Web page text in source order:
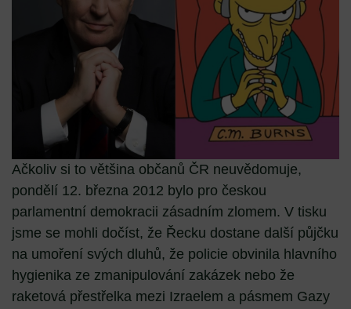
Ačkoliv si to většina občanů ČR neuvědomuje,
pondělí 12. března 2012 bylo pro českou
parlamentní demokracii zásadním zlomem. V tisku
jsme se mohli dočíst, že Řecku dostane další půjčku
na umoření svých dluhů, že policie obvinila hlavního
hygienika ze zmanipulování zakázek nebo že
raketová přestřelka mezi Izraelem a pásmem Gazy